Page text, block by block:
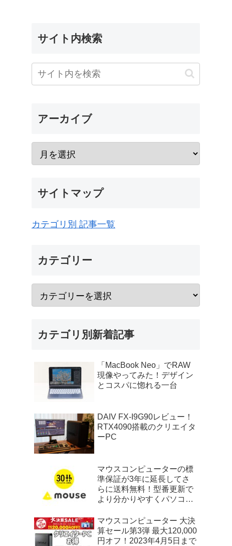
サイト内検索
アーカイブ
サイトマップ
カテゴリ別 記事一覧
カテゴリー
カテゴリ別新着記事
「MacBook Neo」でRAW
現像やってみた！デザイン
とコスパに惚れる一台
DAIV FX-I9G90レビュー！
RTX4090搭載のクリエイタ
ーPC
マウスコンピューターの標
準保証が3年に延長してさ
らに送料無料！型番更新で
より分かりやすくパソコン
マウスコンピューター 大決
算セール第3弾 最大120,000
円オフ！2023年4月5日まで